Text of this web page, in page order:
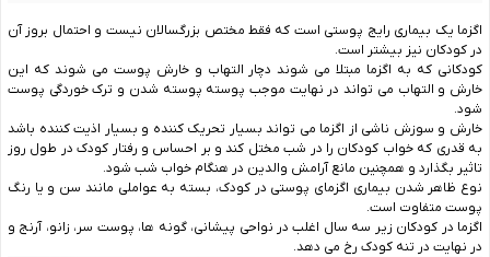
اگزما یک بیماری رایج پوستی است که فقط مختص بزرگسالان نیست و احتمال بروز آن
در کودکان نیز بیشتر است.
کودکانی که به اگزما مبتلا می شوند دچار التهاب و خارش پوست می شوند که این
خارش و التهاب می تواند در نهایت موجب پوسته پوسته شدن و ترک خوردگی پوست
شود.
خارش و سوزش ناشی از اگزما می تواند بسیار تحریک کننده و بسیار اذیت کننده باشد
به قدری که خواب کودکان را در شب مختل کند و بر احساس و رفتار کودک در طول روز
تاثیر بگذارد و همچنین مانع آرامش والدین در هنگام خواب شب شود.
نوع ظاهر شدن بیماری اگزمای پوستی در کودک، بسته به عواملی مانند سن و یا رنگ
پوست متفاوت است.
اگزما در کودکان زیر سه سال اغلب در نواحی پیشانی، گونه ها، پوست سر، زانو، آرنج و
در نهایت در تنه کودک رخ می دهد.